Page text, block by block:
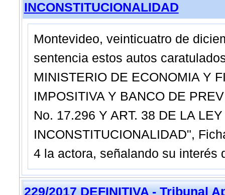
INCONSTITUCIONALIDAD
Montevideo, veinticuatro de
sentencia estos autos
MINISTERIO DE ECONOMIA Y
IMPOSITIVA Y BANCO DE
No. 17.296 Y ART. 38 DE LA
INCONSTITUCIONALIDAD",
4 la actora, señalando su interés
229/2017 DEFINITIVA - Tribunal